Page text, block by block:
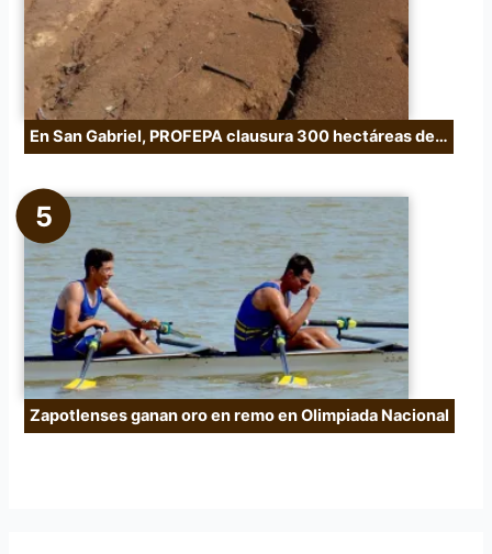
En San Gabriel, PROFEPA clausura 300 hectáreas de…
Zapotlenses ganan oro en remo en Olimpiada Nacional